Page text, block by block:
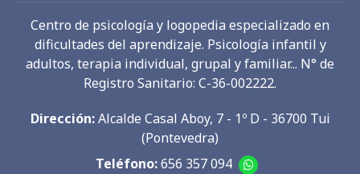
Centro de psicología y logopedia especializado en
dificultades del aprendizaje. Psicología infantil y
adultos, terapia individual, grupal y familiar... N° de
Registro Sanitario: C-36-002222.
Dirección: Alcalde Casal Aboy, 7 - 1º D - 36700 Tui
(Pontevedra)
Teléfono:656 357 094